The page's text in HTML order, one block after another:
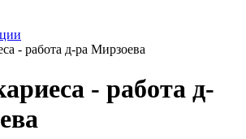
- работа д-ра Мирзоева
- работа д-